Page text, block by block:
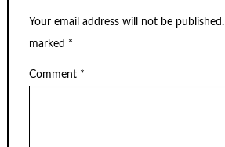
Your email address will not be published.
marked *
Comment *